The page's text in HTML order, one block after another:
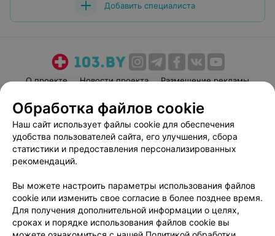
Добавить специалиста
О проекте Новости проекта
Размещение рекламы
Пользовательское соглашение
Способы оплаты
Вакансии
Партнеры
Написать руководителю 103.by
Персональные настройки cookie
Обработка персональных данных
Обработка файлов cookie
Наш сайт использует файлы cookie для обеспечения
удобства пользователей сайта, его улучшения, сбора
статистики и предоставления персонализированных
рекомендаций.
Вы можете настроить параметры использования файлов
cookie или изменить свое согласие в более позднее время.
Для получения дополнительной информации о целях,
сроках и порядке использования файлов cookie вы